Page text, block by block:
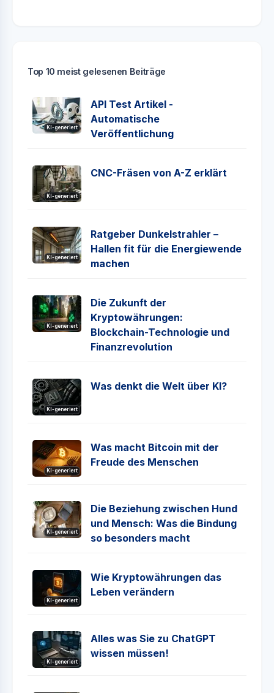
Top 10 meist gelesenen Beiträge
KI-generiert
API Test Artikel -
Automatische
Veröffentlichung
KI-generiert
CNC-Fräsen von A-Z erklärt
KI-generiert
Ratgeber Dunkelstrahler –
Hallen fit für die Energiewende
machen
KI-generiert
Die Zukunft der
Kryptowährungen:
Blockchain-Technologie und
Finanzrevolution
KI-generiert
Was denkt die Welt über KI?
KI-generiert
Was macht Bitcoin mit der
Freude des Menschen
KI-generiert
Die Beziehung zwischen Hund
und Mensch: Was die Bindung
so besonders macht
KI-generiert
Wie Kryptowährungen das
Leben verändern
KI-generiert
Alles was Sie zu ChatGPT
wissen müssen!